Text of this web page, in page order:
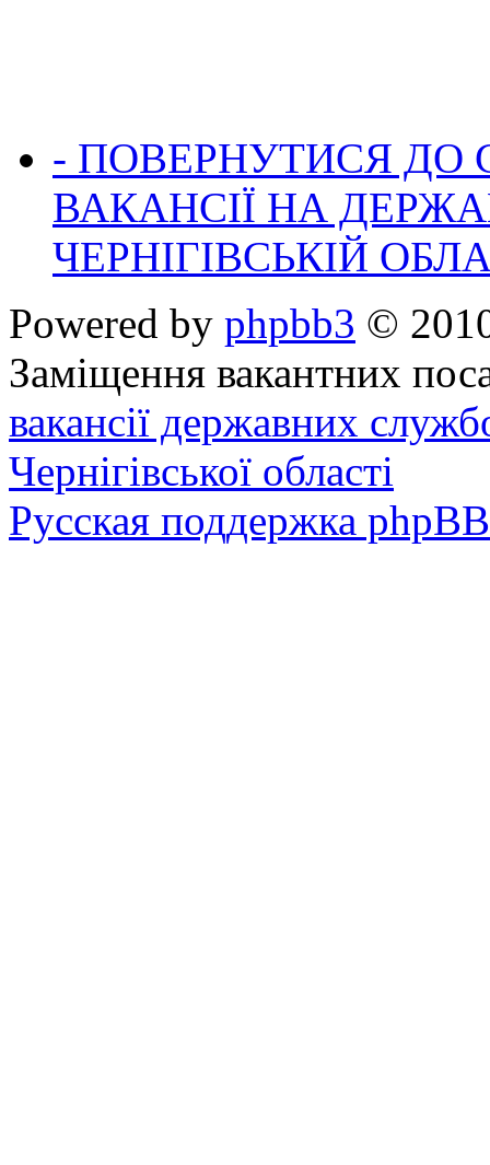
- ПОВЕРНУТИСЯ ДО
ВАКАНСІЇ НА
ЧЕРНІГІВСЬКІЙ
Powered by phpbb3 ©
Заміщення вакантних
вакансії державних
Чернігівської області
Русская поддержка phpBB